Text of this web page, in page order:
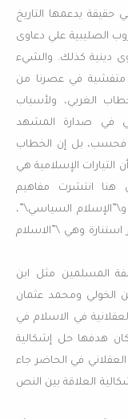
يدعمها التاريخ
الصليبية علي دعاوى
دينية كذلك. والشيء
متفشية في عصرنا من
الغربي، ولأسباب
في صدارة المشهد
فحسب، بل إن الخطاب
التيارات الإسلامية هي
هنا انتشرت مفاهيم
السياسي\”،
وهي \”الاسلام
المسلمين مثل ابن
الخولي ومحمد عثمان
في الاسلام في
كان هدفها حل إشكالية
في الحاضر جاء
العلاقة بين النص